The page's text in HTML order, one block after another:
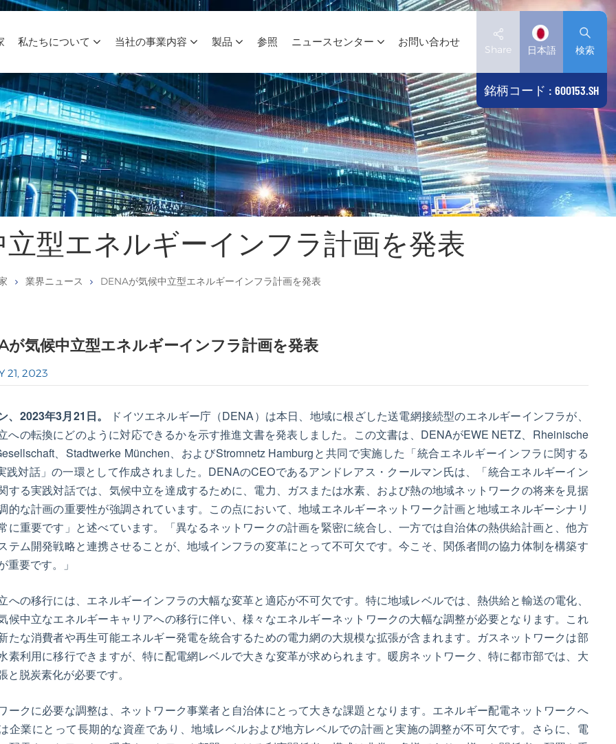
私たちについて 当社の事業内容 製品 参照 ニュースセンター お問い合わせ
Share 日本語
English
Deutsch
español
日本語
検索
銘柄コード : 600153.SH
立型エネルギーインフラ計画を発表
業界ニュース DENAが気候中立型エネルギーインフラ計画を発表
が気候中立型エネルギーインフラ計画を発表
21, 2023
、2023年3月21日。
ドイツエネルギー庁（DENA）は本日、地域に根ざした送電網接続型のエネルギーインフラが、
への転換にどのように対応できるかを示す推進文書を発表しました。この文書は、DENAがEWE NETZ、Rheinische
、Stadtwerke München、およびStromnetz Hamburgと共同で実施した「統合エネルギーインフラに関する
践対話」の一環として作成されました。DENAのCEOであるアンドレアス・クールマン氏は、「統合エネルギーイン
する実践対話では、気候中立を達成するために、電力、ガスまたは水素、および熱の地域ネットワークの将来を見据
的な計画の重要性が強調されています。この点において、地域エネルギーネットワーク計画と地域エネルギーシナリ
に重要です」と述べています。「異なるネットワークの計画を緊密に統合し、一方では自治体の熱供給計画と、他方
テム開発戦略と連携させることが、地域インフラの変革にとって不可欠です。今こそ、関係者間の協力体制を構築す
重要です。」
への移行には、エネルギーインフラの大幅な変革と適応が不可欠です。特に地域レベルでは、熱供給と輸送の電化、
候中立なエネルギーキャリアへの移行に伴い、様々なエネルギーネットワークの大幅な調整が必要となります。これ
たな消費者や再生可能エネルギー発電を統合するための電力網の大規模な拡張が含まれます。ガスネットワークは部
素利用に移行できますが、特に配電網レベルで大きな変革が求められます。暖房ネットワーク、特に都市部では、大
と脱炭素化が必要です。
ークに必要な調整は、ネットワーク事業者と自治体にとって大きな課題となります。エネルギー配電ネットワークへ
企業にとって長期的な資産であり、地域レベルおよび地方レベルでの計画と実施の調整が不可欠です。さらに、電